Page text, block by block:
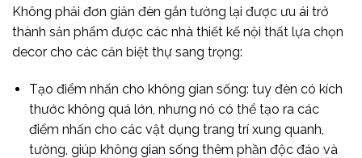
Không phải đơn giản đèn gắn tường lại được ưu ái trở
thành sản phẩm được các nhà thiết kế nội thất lựa chọn
decor cho các căn biệt thự sang trọng:
Tạo điểm nhấn cho không gian sống: tuy đèn có kích
thước không quá lớn, nhưng nó có thể tạo ra các
điểm nhấn cho các vật dụng trang trí xung quanh,
tường, giúp không gian sống thêm phần độc đáo và